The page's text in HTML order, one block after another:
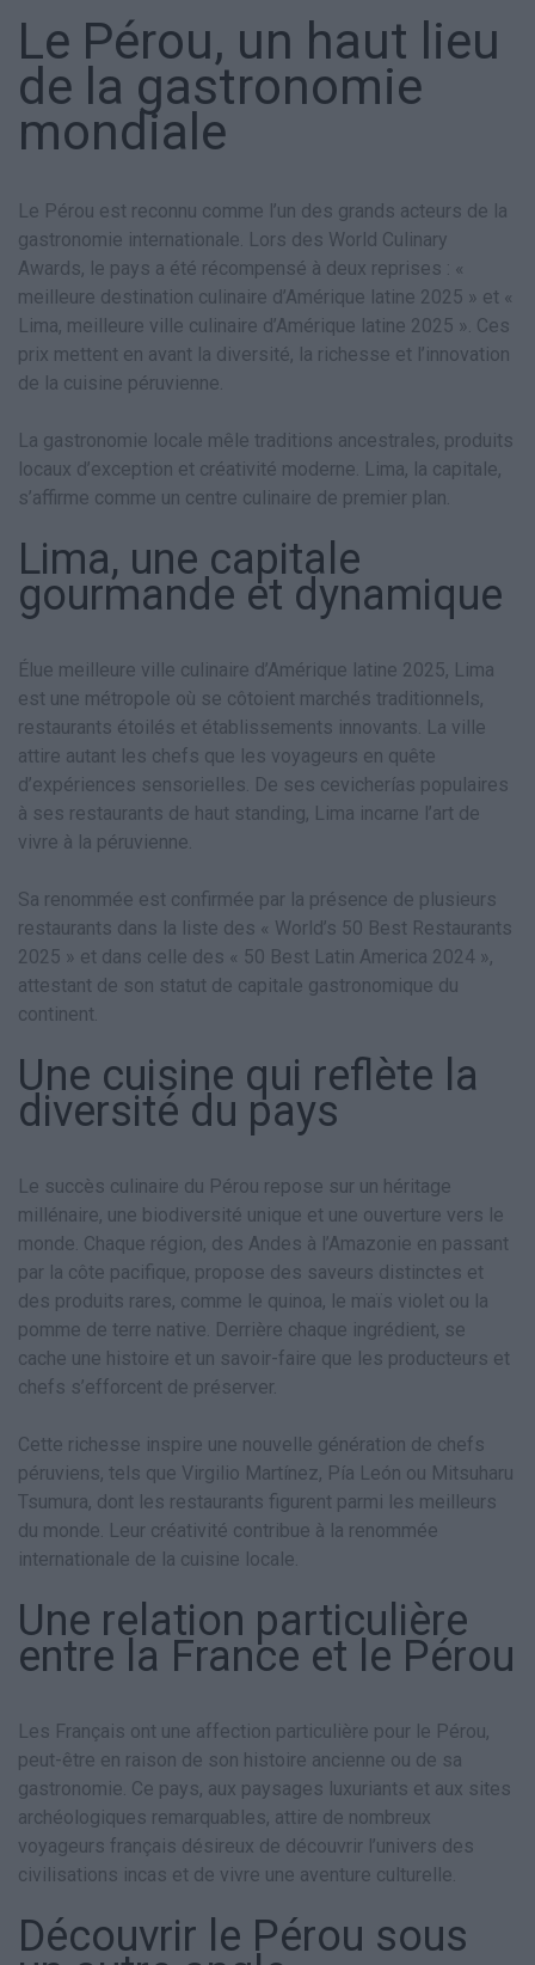
Le Pérou, un haut lieu
de la gastronomie
mondiale
Le Pérou est reconnu comme l’un des grands acteurs de la
gastronomie internationale. Lors des World Culinary
Awards, le pays a été récompensé à deux reprises : «
meilleure destination culinaire d’Amérique latine 2025 » et «
Lima, meilleure ville culinaire d’Amérique latine 2025 ». Ces
prix mettent en avant la diversité, la richesse et l’innovation
de la cuisine péruvienne.
La gastronomie locale mêle traditions ancestrales, produits
locaux d’exception et créativité moderne. Lima, la capitale,
s’affirme comme un centre culinaire de premier plan.
Lima, une capitale
gourmande et dynamique
Élue meilleure ville culinaire d’Amérique latine 2025, Lima
est une métropole où se côtoient marchés traditionnels,
restaurants étoilés et établissements innovants. La ville
attire autant les chefs que les voyageurs en quête
d’expériences sensorielles. De ses cevicherías populaires
à ses restaurants de haut standing, Lima incarne l’art de
vivre à la péruvienne.
Sa renommée est confirmée par la présence de plusieurs
restaurants dans la liste des « World’s 50 Best Restaurants
2025 » et dans celle des « 50 Best Latin America 2024 »,
attestant de son statut de capitale gastronomique du
continent.
Une cuisine qui reflète la
diversité du pays
Le succès culinaire du Pérou repose sur un héritage
millénaire, une biodiversité unique et une ouverture vers le
monde. Chaque région, des Andes à l’Amazonie en passant
par la côte pacifique, propose des saveurs distinctes et
des produits rares, comme le quinoa, le maïs violet ou la
pomme de terre native. Derrière chaque ingrédient, se
cache une histoire et un savoir-faire que les producteurs et
chefs s’efforcent de préserver.
Cette richesse inspire une nouvelle génération de chefs
péruviens, tels que Virgilio Martínez, Pía León ou Mitsuharu
Tsumura, dont les restaurants figurent parmi les meilleurs
du monde. Leur créativité contribue à la renommée
internationale de la cuisine locale.
Une relation particulière
entre la France et le Pérou
Les Français ont une affection particulière pour le Pérou,
peut-être en raison de son histoire ancienne ou de sa
gastronomie. Ce pays, aux paysages luxuriants et aux sites
archéologiques remarquables, attire de nombreux
voyageurs français désireux de découvrir l’univers des
civilisations incas et de vivre une aventure culturelle.
Découvrir le Pérou sous